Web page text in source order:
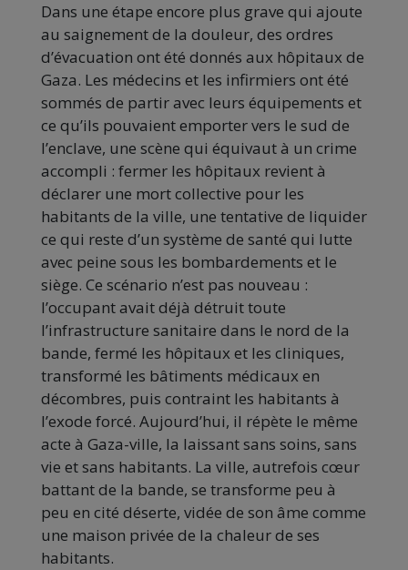
Dans une étape encore plus grave qui ajoute
au saignement de la douleur, des ordres
d’évacuation ont été donnés aux hôpitaux de
Gaza. Les médecins et les infirmiers ont été
sommés de partir avec leurs équipements et
ce qu’ils pouvaient emporter vers le sud de
l’enclave, une scène qui équivaut à un crime
accompli : fermer les hôpitaux revient à
déclarer une mort collective pour les
habitants de la ville, une tentative de liquider
ce qui reste d’un système de santé qui lutte
avec peine sous les bombardements et le
siège. Ce scénario n’est pas nouveau :
l’occupant avait déjà détruit toute
l’infrastructure sanitaire dans le nord de la
bande, fermé les hôpitaux et les cliniques,
transformé les bâtiments médicaux en
décombres, puis contraint les habitants à
l’exode forcé. Aujourd’hui, il répète le même
acte à Gaza-ville, la laissant sans soins, sans
vie et sans habitants. La ville, autrefois cœur
battant de la bande, se transforme peu à
peu en cité déserte, vidée de son âme comme
une maison privée de la chaleur de ses
habitants.